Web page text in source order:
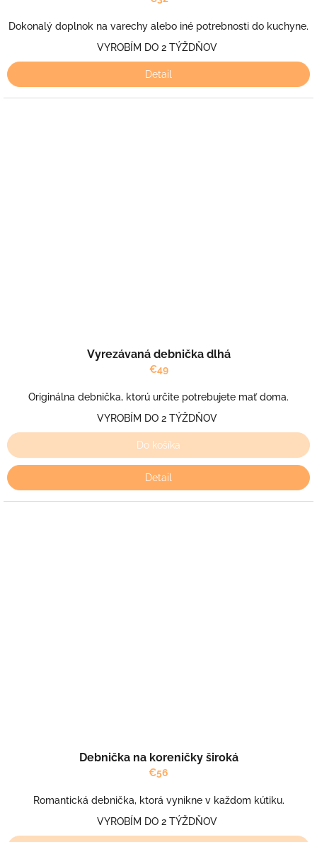
Dokonalý doplnok na varechy alebo iné potrebnosti do kuchyne.
VYROBÍM DO 2 TÝŽDŇOV
Detail
Vyrezávaná debnička dlhá
€49
Originálna debnička, ktorú určite potrebujete mať doma.
VYROBÍM DO 2 TÝŽDŇOV
Do košíka
Detail
Debnička na koreničky široká
€56
Romantická debnička, ktorá vynikne v každom kútiku.
VYROBÍM DO 2 TÝŽDŇOV